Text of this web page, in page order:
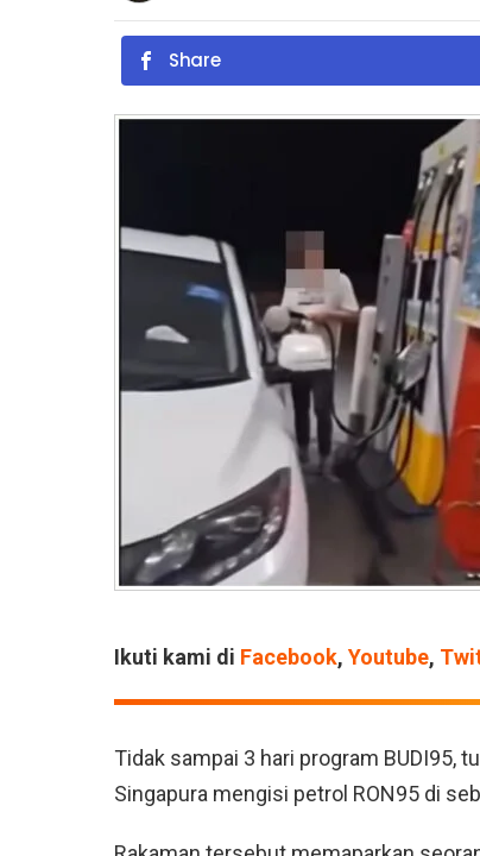
Share
Ikuti kami di Facebook, Youtube,
Tidak sampai 3 hari program BUDI95,
Singapura mengisi petrol RON95 di